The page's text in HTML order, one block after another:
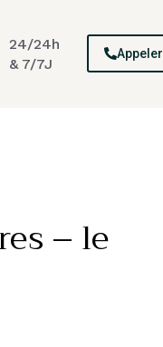
24/24h
& 7/7J
Appeler
– le